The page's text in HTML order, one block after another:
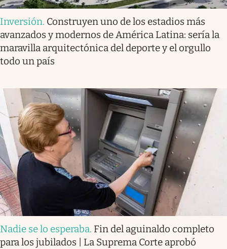
Inversión. Construyen uno de los estadios más
avanzados y modernos de América Latina: sería la
maravilla arquitectónica del deporte y el orgullo
todo un país
Nadie se lo esperaba. Fin del aguinaldo completo
para los jubilados | La Suprema Corte aprobó